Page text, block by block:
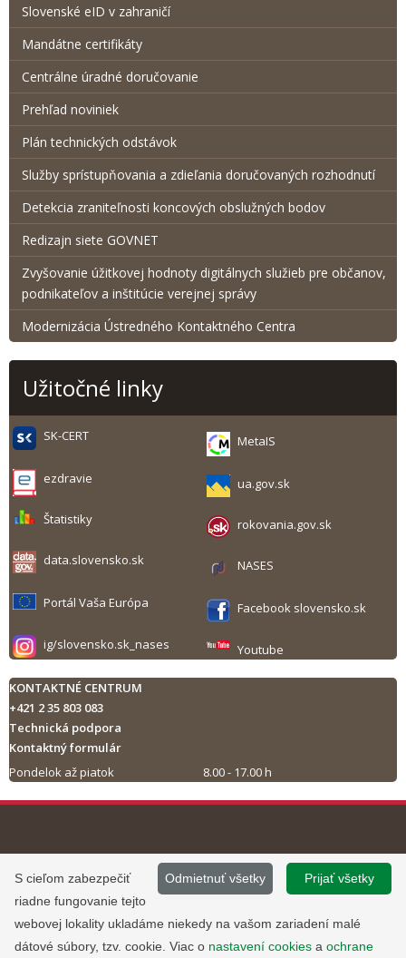
Slovenské eID v zahraničí
Mandátne certifikáty
Centrálne úradné doručovanie
Prehľad noviniek
Plán technických odstávok
Služby sprístupňovania a zdieľania doručovaných rozhodnutí
Detekcia zraniteľnosti koncových obslužných bodov
Redizajn siete GOVNET
Zvyšovanie úžitkovej hodnoty digitálnych služieb pre občanov,
podnikateľov a inštitúcie verejnej správy
Modernizácia Ústredného Kontaktného Centra
Užitočné linky
SK-CERT MetaIS
ezdravie ua.gov.sk
Štatistiky rokovania.gov.sk
data.slovensko.sk NASES
Portál Vaša Európa Facebook slovensko.sk
ig/slovensko.sk_nases Youtube
KONTAKTNÉ CENTRUM
+421 2 35 803 083
Technická podpora
Kontaktný formulár
Pondelok až piatok
8.00 - 17.00 h
Tlač obsahu
©2013 - 2026, Slovensko.sk
Informácie zverejnené na portáli
majú informatívny charakter.
Prevádzku stránky
www.slovensko.sk a správu jej
obsahu zabezpečuje
Prijať všetky
Odmietnuť všetky
S cieľom zabezpečiť
riadne fungovanie tejto
webovej lokality ukladáme niekedy na vašom zariadení malé
dátové súbory, tzv. cookie. Viac o nastavení cookies a ochrane